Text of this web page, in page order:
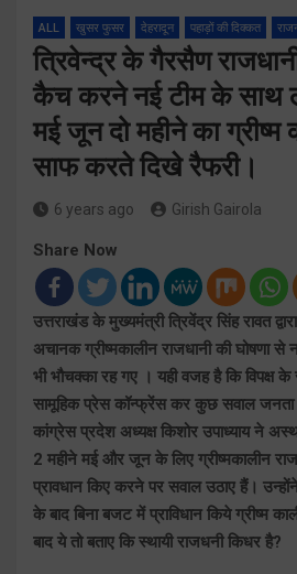
ALL खुसर फुसर देहरादून पहाड़ों की दिक्कत
त्रिवेन्द्र के गैरसैण
कैच करने नई टीम के साथ
मई जून दो महीने का ग्रीष्म
साफ करते दिखे रैफरी।
6 years ago Girish Gairola
Share Now
उत्तराखंड के मुख्यमंत्री त्रिवेंद्र सिंह रावत
अचानक ग्रीष्मकालीन राजधानी की घोषणा से न
भी भौचक्का रह गए । यही वजह है कि विपक्ष
सामूहिक प्रेस कॉन्फ्रेंस कर कुछ सवाल जनता
कांग्रेस प्रदेश अध्यक्ष किशोर उपाध्याय ने
2 महीने मई और जून के लिए ग्रीष्मकालीन
प्रावधान किए करने पर सवाल उठाए हैं।
के बाद बिना बजट में प्राविधान किये ग्रीष्म
बाद ये तो बताए कि स्थायी राजधनी किधर है?